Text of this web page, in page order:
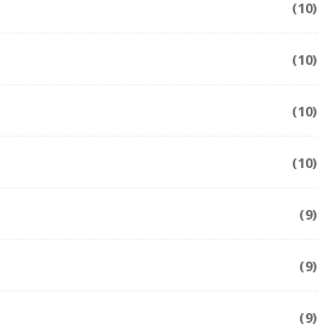
(10)
(10)
(10)
(10)
(9)
(9)
(9)